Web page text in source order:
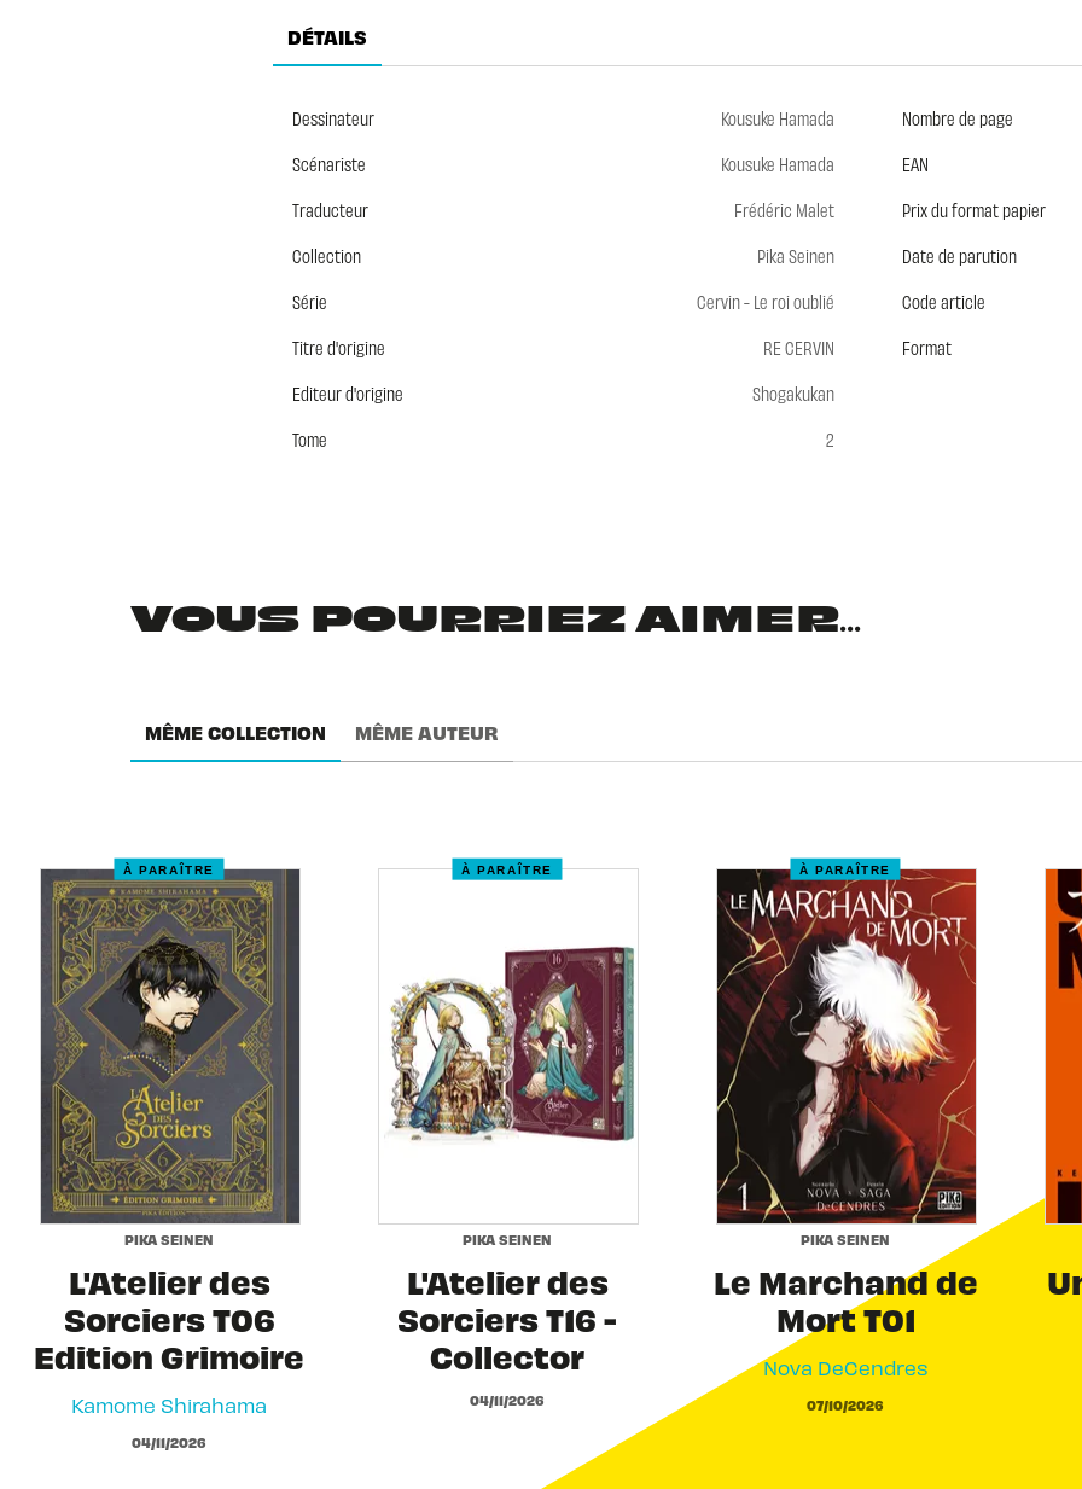
DÉTAILS
Dessinateur
Kousuke Hamada
Scénariste
Kousuke Hamada
Traducteur
Frédéric Malet
Collection
Pika Seinen
Série
Cervin - Le roi oublié
Titre d'origine
RE CERVIN
Editeur d'origine
Shogakukan
Tome
2
Nombre de page
EAN
Prix du format papier
Date de parution
Code article
Format
VOUS POURRIEZ AIMER...
MÊME COLLECTION MÊME AUTEUR
À PARAÎTRE
PIKA SEINEN
L'Atelier des
Sorciers T06
Edition Grimoire
Kamome Shirahama
04/11/2026
À PARAÎTRE
PIKA SEINEN
L'Atelier des
Sorciers T16 -
Collector
04/11/2026
À PARAÎTRE
PIKA SEINEN
Le Marchand de
Mort T01
Nova DeCendres
07/10/2026